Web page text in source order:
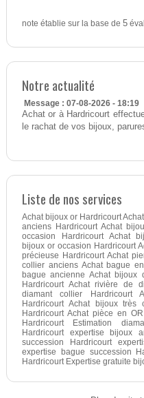
note établie sur la base de 5
Notre actualité
Message : 07-08-2026 - 18:19
Achat or à Hardricourt
le rachat de vos bijoux,
Liste de nos services
Achat bijoux or Hardricourt
anciens Hardricourt Achat
occasion Hardricourt Achat
bijoux or occasion Hardricourt
précieuse Hardricourt Achat
collier anciens Achat bague
bague ancienne Achat bijoux
Hardricourt Achat rivière de
diamant collier Hardricourt
Hardricourt Achat bijoux
Hardricourt Achat pièce en
Hardricourt Estimation
Hardricourt expertise bijoux
succession Hardricourt
expertise bague succession
Hardricourt Expertise gratuite